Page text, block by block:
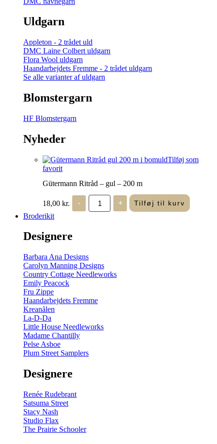
Uldgarn
Appleton - 2 trådet uld
DMC Laine Colbert uldgarn
Flora Wool uldgarn
Haandarbejdets Fremme - 2 trådet uldgarn
Se alle varianter af uldgarn
Blomstergarn
HF Blomstergarn
Nyheder
Tilføj som
favorit
Gütermann Ritråd – gul – 200 m
18,00 kr. -
Gütermann
Ritråd
-
+ Tilføj til kurv
Broderikit
Designere
Barbara Ana Designs
Carolyn Manning Designs
Country Cottage Needleworks
Emily Peacock
Fru Zippe
Haandarbejdets Fremme
Kreanålen
La-D-Da
Little House Needleworks
Madame Chantilly
Pelse Asboe
Plum Street Samplers
Designere
Renée Rudebrant
Satsuma Street
Stacy Nash
Studio Flax
The Prairie Schooler